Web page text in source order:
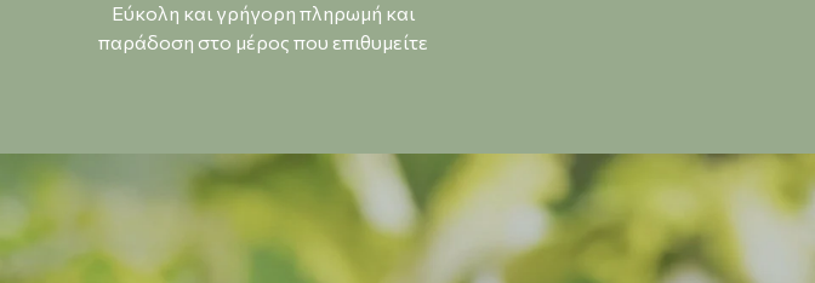
Εύκολη και γρήγορη πληρωμή και
παράδοση στο μέρος που επιθυμείτε